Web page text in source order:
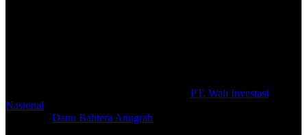
PT. Wali Investasi
Nasional
Danu Bahtera Anugrah